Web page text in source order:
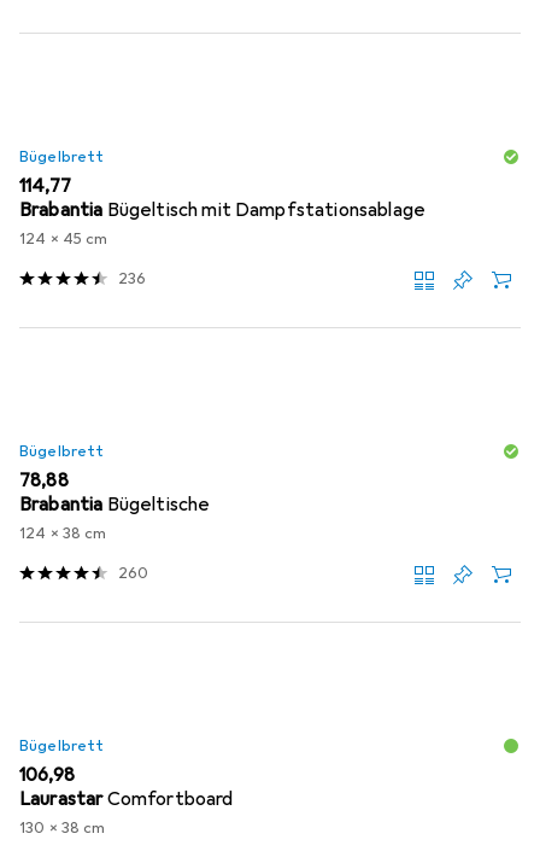
Bügelbrett
EUR
114,77
Brabantia Bügeltisch mit Dampfstationsablage
124 x 45 cm
236
Bügelbrett
EUR
78,88
Brabantia Bügeltische
124 x 38 cm
260
Bügelbrett
EUR
106,98
LaurastarComfortboard
130 x 38 cm